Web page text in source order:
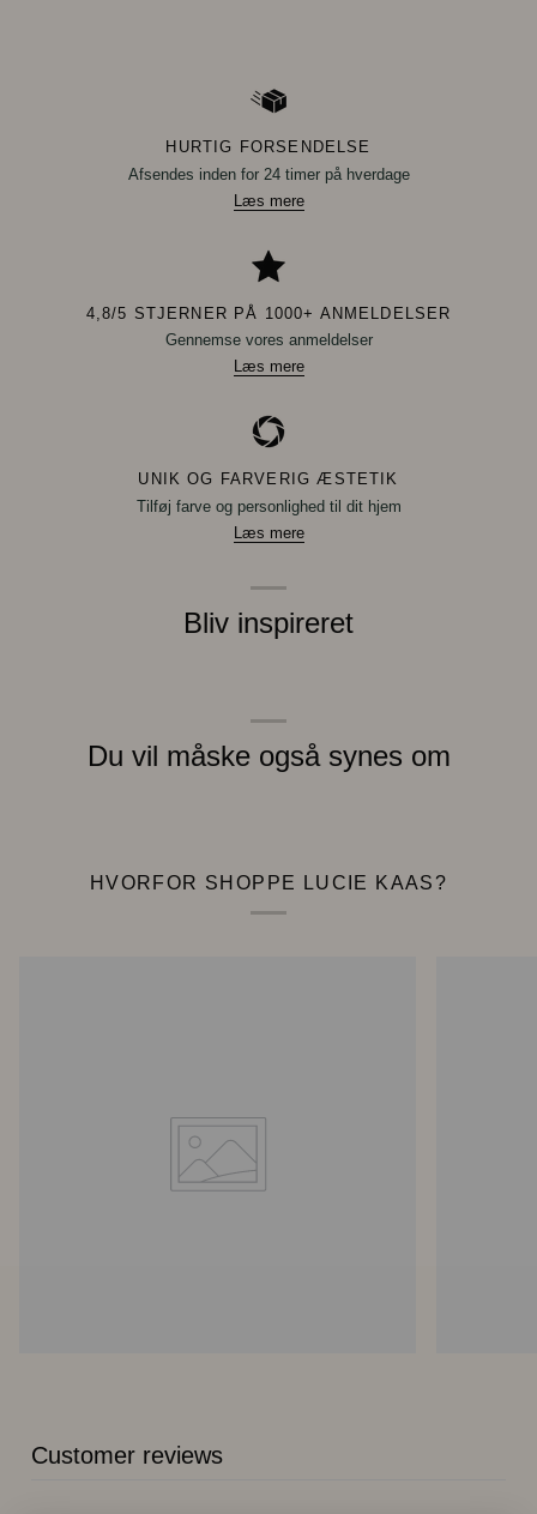
HURTIG FORSENDELSE
Afsendes inden for 24 timer på hverdage
Læs mere
4,8/5 STJERNER PÅ 1000+ ANMELDELSER
Gennemse vores anmeldelser
Læs mere
UNIK OG FARVERIG ÆSTETIK
Tilføj farve og personlighed til dit hjem
Læs mere
Bliv inspireret
Du vil måske også synes om
HVORFOR SHOPPE LUCIE KAAS?
Customer reviews